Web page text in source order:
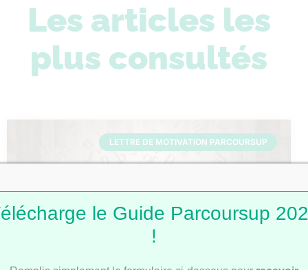
Les articles les
plus consultés
LETTRE DE MOTIVATION PARCOURSUP
le Guide Parcoursup
!